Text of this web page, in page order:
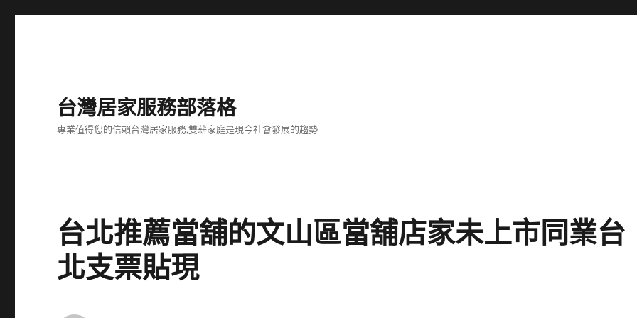
台灣居家服務部落格
專業值得您的信賴台灣居家服務,雙薪家庭是現今社會發展的趨勢
台北推薦當舖的文山區當舖店家未上市同業台
北支票貼現